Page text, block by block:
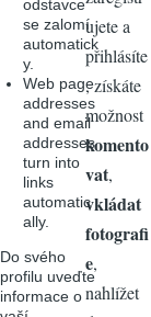
odstavce
se zalomí
automatick
y.
Web page
addresses
and email
addresses
turn into
links
automatic
ally.
Do svého
profilu uveďte
informace o
ujete a
přihlásíte
, získáte
možnost
komento
vat,
vkládat
fotografi
e,
nahlížet